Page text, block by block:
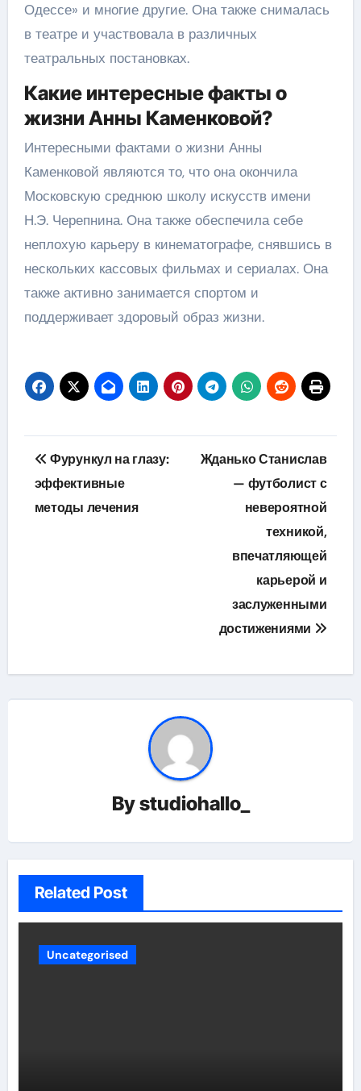
Одессе» и многие другие. Она также снималась
в театре и участвовала в различных
театральных постановках.
Какие интересные факты о
жизни Анны Каменковой?
Интересными фактами о жизни Анны
Каменковой являются то, что она окончила
Московскую среднюю школу искусств имени
Н.Э. Черепнина. Она также обеспечила себе
неплохую карьеру в кинематографе, снявшись в
нескольких кассовых фильмах и сериалах. Она
также активно занимается спортом и
поддерживает здоровый образ жизни.
Навигация
по
записям
Фурункул на глазу:
эффективные
методы лечения
Жданько Станислав
— футболист с
невероятной
техникой,
впечатляющей
карьерой и
заслуженными
достижениями
Bystudiohallo_
Related Post
Uncategorised